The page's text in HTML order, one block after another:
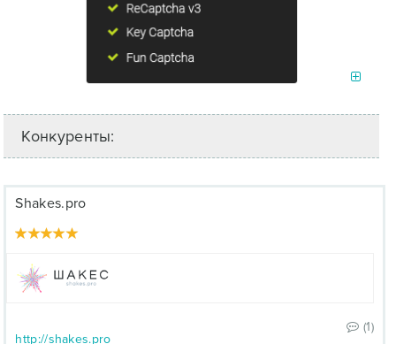
Конкуренты:
Shakes.pro
(1)
http://shakes.pro